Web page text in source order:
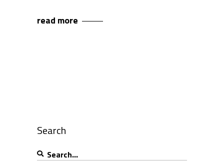
read more
Search
Search